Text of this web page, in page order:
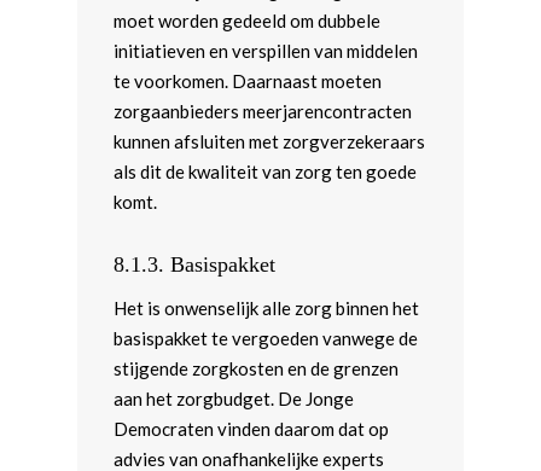
moet worden gedeeld om dubbele
initiatieven en verspillen van middelen
te voorkomen. Daarnaast moeten
zorgaanbieders meerjarencontracten
kunnen afsluiten met zorgverzekeraars
als dit de kwaliteit van zorg ten goede
komt.
8.1.3.Basispakket
Het is onwenselijk alle zorg binnen het
basispakket te vergoeden vanwege de
stijgende zorgkosten en de grenzen
aan het zorgbudget. De Jonge
Democraten vinden daarom dat op
advies van onafhankelijke experts